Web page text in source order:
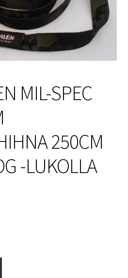
MIL-SPEC
250CM
-LUKOLLA